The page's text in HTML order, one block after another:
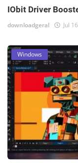
IObit Driver
downloadgeral Jul
Windows